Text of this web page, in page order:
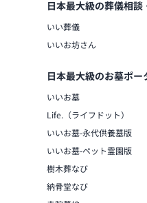
日本最大級の葬儀相談
いい葬儀
いいお坊さん
日本最大級のお墓ポー
いいお墓
Life.（ライフドット）
いいお墓-永代供養墓版
いいお墓-ペット霊園版
樹木葬なび
納骨堂なび